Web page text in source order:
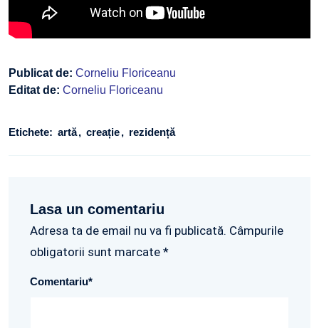
Publicat de: Corneliu Floriceanu
Editat de: Corneliu Floriceanu
Etichete: artă creație rezidență
Lasa un comentariu
Adresa ta de email nu va fi publicată. Câmpurile
obligatorii sunt marcate *
Comentariu*